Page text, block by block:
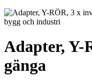
Adapter, Y-
gänga